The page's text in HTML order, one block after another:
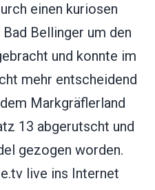
einen kuriosen
Bellinger um den
und konnte im
mehr entscheidend
Markgräflerland
13 abgerutscht und
gezogen worden.
live ins Internet